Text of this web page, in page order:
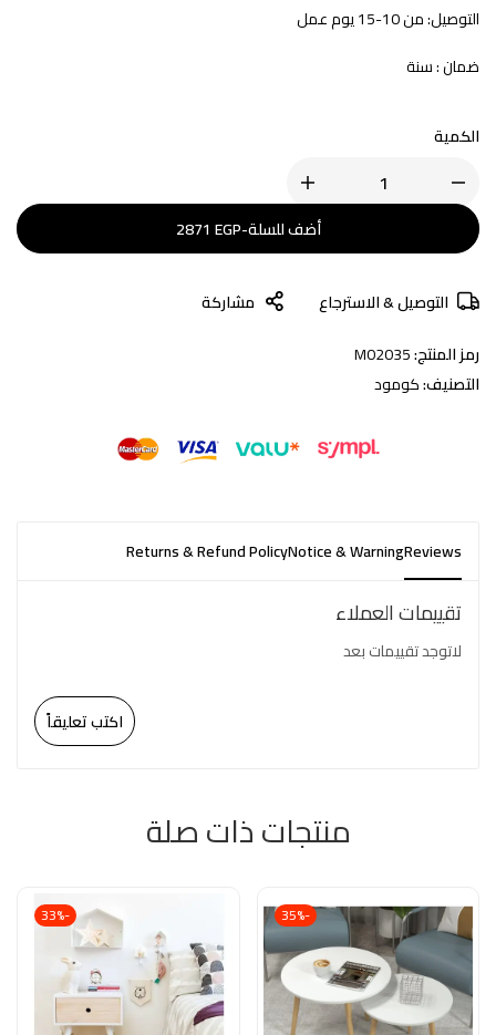
التوصيل: من 10-15 يوم عمل
ضمان : سنة
الكمية
أضف للسلة-
2871 EGP
التوصيل & الاسترجاع
مشاركة
رمز المنتج:M02035
التصنيف:كومود
Reviews
Notice & Warning
Returns & Refund Policy
تقييمات العملاء
لاتوجد تقييمات بعد
اكتب تعليقاً
منتجات ذات صلة
-35%
-33%